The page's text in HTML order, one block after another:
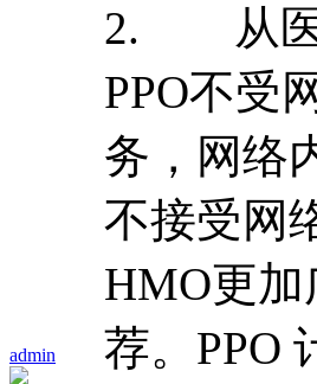
admin
2. 从医
PPO不受
务，网络
不接受网
HMO更加
荐。PPO